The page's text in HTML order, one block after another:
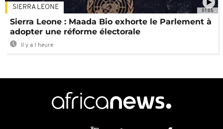
01:05
SIERRA LEONE
Sierra Leone : Maada Bio exhorte le Parlement à
adopter une réforme électorale
Il y a 1 heure